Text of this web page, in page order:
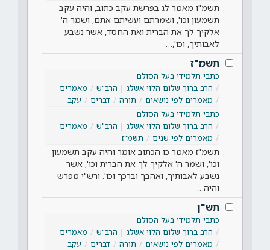
תשמ"ו מאמר לג בפרשת עקב כתוב, והיה עקב
תשמעון וכו', ושמרתם ועשיתם אתם, ושמר ה'
אלקיך לך את הברית ואת החסד, אשר נשבע
לאבותיך, וכו',…
תשמ"ז
כתבי תלמידי בעל הסולם
הרב ברוך שלום הלוי אשלג | הרב"ש
מאמרים
מאמרים לפי נושאים
תורה דברים
עקב
כתבי תלמידי בעל הסולם
הרב ברוך שלום הלוי אשלג | הרב"ש
מאמרים
מאמרים לפי שנים
תשמ"ז
תשמ"ז מאמר כו הכתוב אומר והיה עקב תשמעון
וכו', ושמר ה' אלקיך לך את הברית וכו', אשר
נשבע לאבותיך, ואהבך וברכך וכו'. ורש"י מפרש
והיה…
תש"ן
כתבי תלמידי בעל הסולם
הרב ברוך שלום הלוי אשלג | הרב"ש
מאמרים
מאמרים לפי נושאים
תורה דברים
עקב